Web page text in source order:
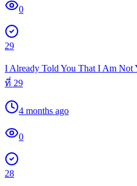
0
29
I Already Told You That I Am
ที่ 29
4 months ago
0
28